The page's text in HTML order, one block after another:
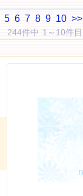
5 6 7 8 9 10 >>
244件中 1～10件目